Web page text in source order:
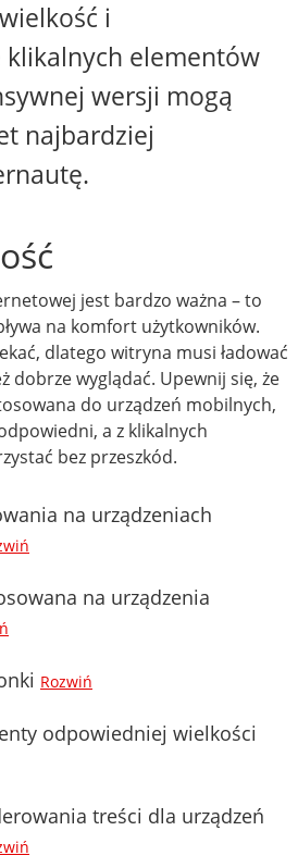
i
elementów
wersji mogą
najbardziej
jest bardzo ważna – to
na komfort użytkowników.
dlatego witryna musi ładować
dobrze wyglądać. Upewnij się, że
do urządzeń mobilnych,
a z klikalnych
bez przeszkód.
na urządzeniach
na urządzenia
Rozwiń
odpowiedniej wielkości
treści dla urządzeń